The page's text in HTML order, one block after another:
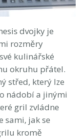
dvojky je
rozměry
kulinářské
okruhu přátel.
střed, který lze
nádobí a jinými
gril zvládne
sami, jak se
kromě